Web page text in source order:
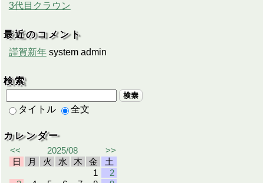
3代目クラウン
最近のコメント
謹賀新年 system admin
検索
検索
タイトル 全文
カレンダー
<<
2025/08
>>
日
月 火 水 木 金
土
1
2